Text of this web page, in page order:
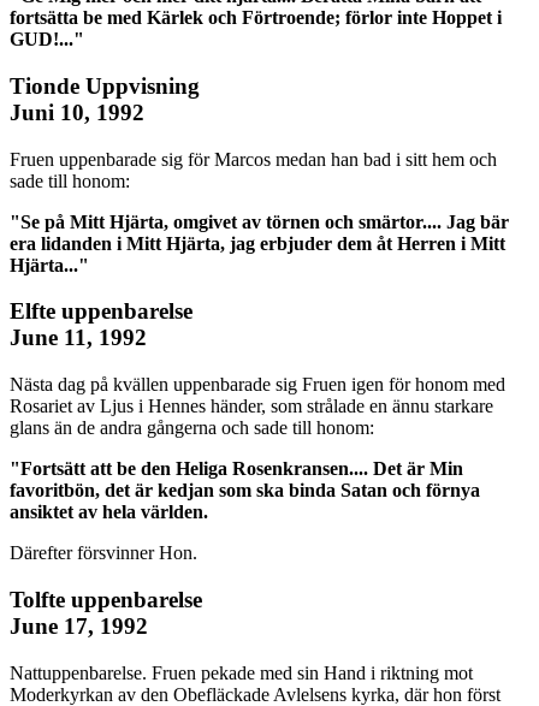
fortsätta be med Kärlek och Förtroende; förlor inte Hoppet i
GUD!..."
Tionde Uppvisning
Juni 10, 1992
Fruen uppenbarade sig för Marcos medan han bad i sitt hem och
sade till honom:
"Se på Mitt Hjärta, omgivet av törnen och smärtor.... Jag bär
era lidanden i Mitt Hjärta, jag erbjuder dem åt Herren i Mitt
Hjärta..."
Elfte uppenbarelse
June 11, 1992
Nästa dag på kvällen uppenbarade sig Fruen igen för honom med
Rosariet av Ljus i Hennes händer, som strålade en ännu starkare
glans än de andra gångerna och sade till honom:
"Fortsätt att be den Heliga Rosenkransen.... Det är Min
favoritbön, det är kedjan som ska binda Satan och förnya
ansiktet av hela världen.
Därefter försvinner Hon.
Tolfte uppenbarelse
June 17, 1992
Nattuppenbarelse. Fruen pekade med sin Hand i riktning mot
Moderkyrkan av den Obefläckade Avlelsens kyrka, där hon först